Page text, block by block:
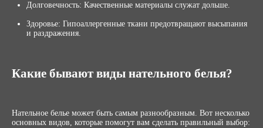
Долговечность: Качественные материалы служат дольше.
Здоровье: Гипоаллергенные ткани предотвращают высыпания
и раздражения.
Какие бывают виды нательного белья?
Нательное белье может быть самым разнообразным. Вот несколько
основных видов, которые помогут вам сделать правильный выбор: